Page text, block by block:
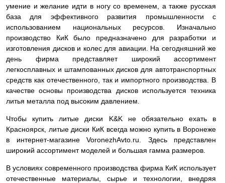
умение и желание идти в ногу со временем, а также русская
база для эффективного развития промышленности с
использованием национальных ресурсов. Изначально
производство КиК было предназначено для разработки и
изготовления дисков и колес для авиации. На сегодняшний же
день фирма представляет широкий ассортимент
легкосплавных и штампованных дисков для автотранспортных
средств как отечественного, так и импортного производства. В
качестве основы производства дисков используется техника
литья металла под высоким давлением.
Чтобы купить литые диски K&K не обязательно ехать в
Красноярск, литые диски КиК всегда можно купить в Воронеже
в интернет-магазине VoronezhAvto.ru. Здесь представлен
широкий ассортимент моделей и большая гамма размеров.
В условиях современного производства фирма КиК использует
отечественные материалы, сырье и технологии, внедряя